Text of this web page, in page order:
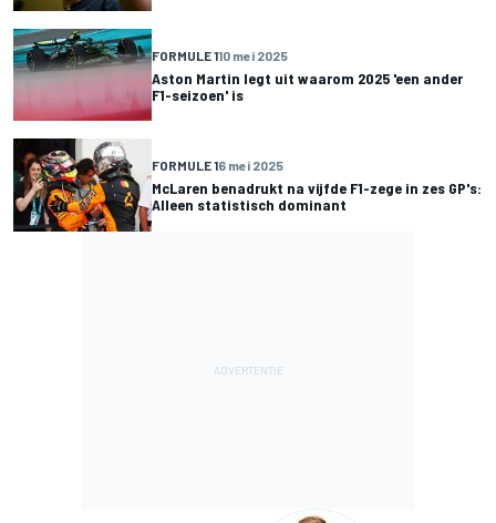
FORMULE 110 mei 2025
Aston Martin legt uit waarom 2025 'een ander
F1-seizoen' is
FORMULE 16 mei 2025
McLaren benadrukt na vijfde F1-zege in zes GP's:
Alleen statistisch dominant